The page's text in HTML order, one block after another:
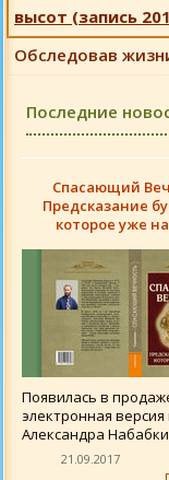
высот (запись
Обследовав
Последние
Спасающий
Предсказание
которое уже
Появилась в
электронная версия
Александра
21.09.2017